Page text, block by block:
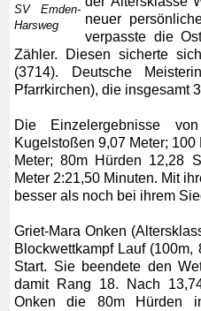
SV Emden-
Harsweg
neuer
verpasste die
Zähler. Diesen sicherte
(3714). Deutsche
Pfarrkirchen), die insgesamt
Die Einzelergebnisse
Kugelstoßen 9,07 Meter;
Meter; 80m Hürden 12,28
Meter 2:21,50 Minuten. Mit
besser als noch bei ihrem
Griet-Mara Onken
Blockwettkampf Lauf
Start. Sie beendete den
damit Rang 18. Nach
Onken die 80m Hürden